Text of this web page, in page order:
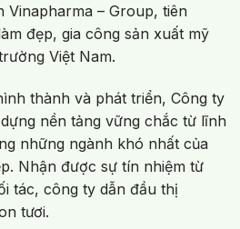
Vinapharma – Group, tiên
đẹp, gia công sản xuất mỹ
Việt Nam.
thành và phát triển, Công ty
nền tảng vững chắc từ lĩnh
những ngành khó nhất của
Nhận được sự tín nhiệm từ
tác, công ty dẫn đầu thị
tươi.